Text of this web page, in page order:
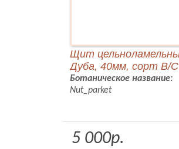
Щит
Дуба, 40мм, сорт В/С
Ботаническое название:
Nut_parket
5 000р.